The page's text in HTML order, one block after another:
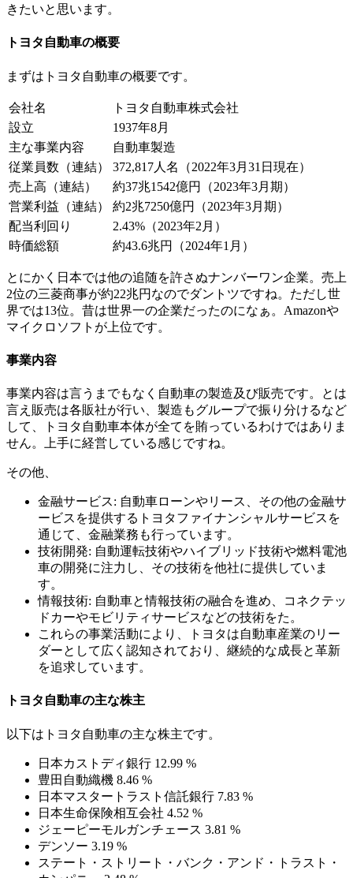
きたいと思います。
トヨタ自動車の概要
まずはトヨタ自動車の概要です。
会社名
トヨタ自動車株式会社
設立
1937年8月
主な事業内容
自動車製造
従業員数（連結）
372,817人名（2022年3月31日現在）
売上高（連結）
約37兆1542億円（2023年3月期）
営業利益（連結）
約2兆7250億円（2023年3月期）
配当利回り
2.43%（2023年2月）
時価総額
約43.6兆円（2024年1月）
とにかく日本では他の追随を許さぬナンバーワン企業。売上
2位の三菱商事が約22兆円なのでダントツですね。ただし世
界では13位。昔は世界一の企業だったのになぁ。Amazonや
マイクロソフトが上位です。
事業内容
事業内容は言うまでもなく自動車の製造及び販売です。とは
言え販売は各販社が行い、製造もグループで振り分けるなど
して、トヨタ自動車本体が全てを賄っているわけではありま
せん。上手に経営している感じですね。
その他、
金融サービス: 自動車ローンやリース、その他の金融サ
ービスを提供するトヨタファイナンシャルサービスを
通じて、金融業務も行っています。
技術開発: 自動運転技術やハイブリッド技術や燃料電池
車の開発に注力し、その技術を他社に提供していま
す。
情報技術: 自動車と情報技術の融合を進め、コネクテッ
ドカーやモビリティサービスなどの技術をた。
これらの事業活動により、トヨタは自動車産業のリー
ダーとして広く認知されており、継続的な成長と革新
を追求しています。
トヨタ自動車の主な株主
以下はトヨタ自動車の主な株主です。
日本カストディ銀行 12.99 %
豊田自動織機 8.46 %
日本マスタートラスト信託銀行 7.83 %
日本生命保険相互会社 4.52 %
ジェーピーモルガンチェース 3.81 %
デンソー 3.19 %
ステート・ストリート・バンク・アンド・トラスト・